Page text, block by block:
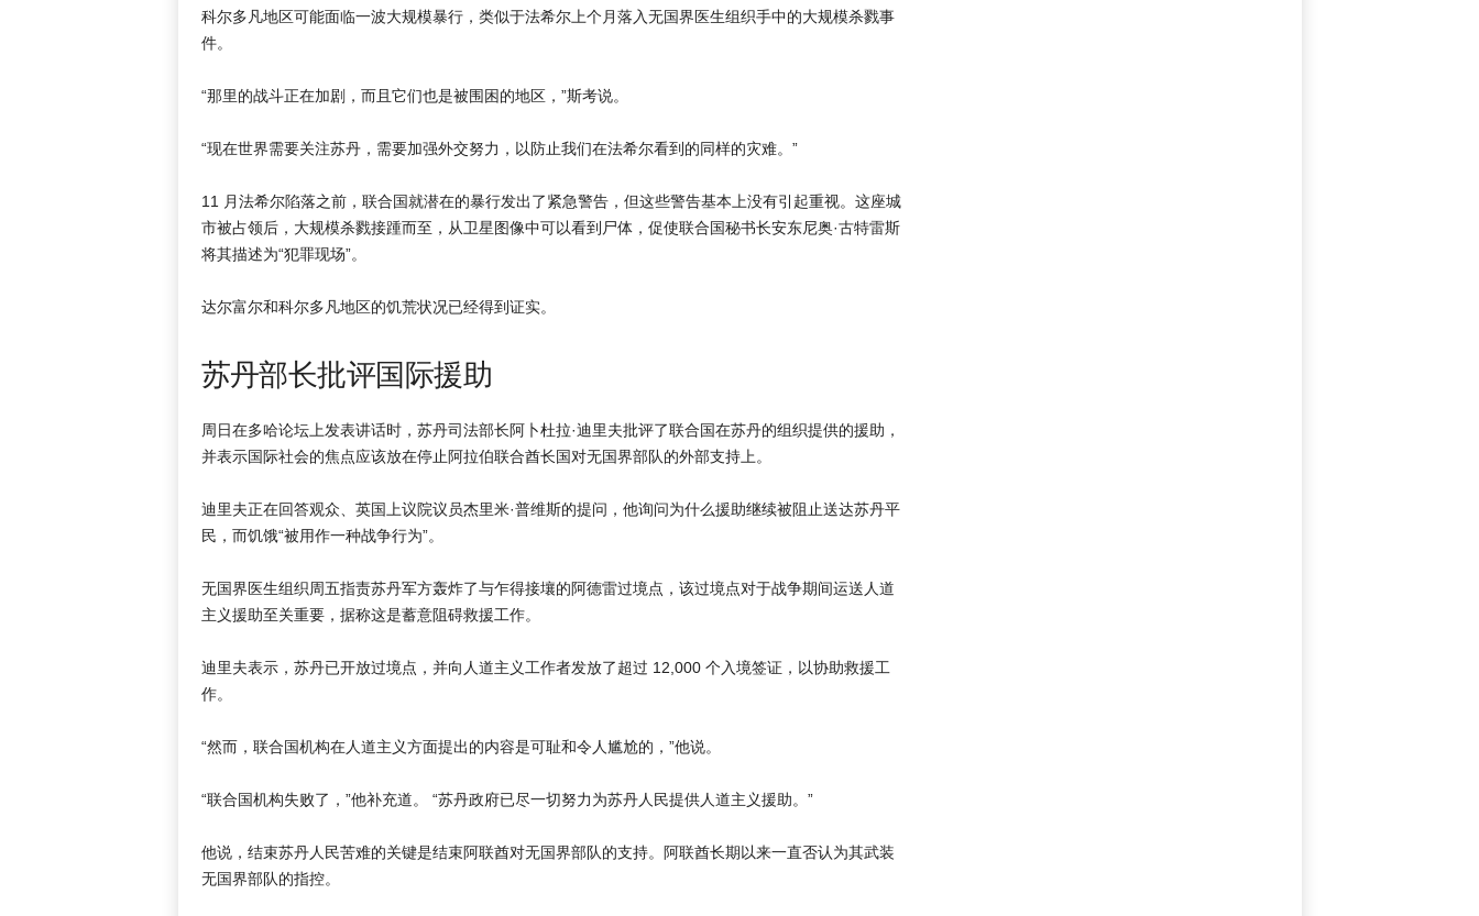
科尔多凡地区可能面临一波大规模暴行，类似于法希尔上个月落入无国界医生组织手中的大规模杀戮事
件。
“那里的战斗正在加剧，而且它们也是被围困的地区，”斯考说。
“现在世界需要关注苏丹，需要加强外交努力，以防止我们在法希尔看到的同样的灾难。”
11 月法希尔陷落之前，联合国就潜在的暴行发出了紧急警告，但这些警告基本上没有引起重视。这座城
市被占领后，大规模杀戮接踵而至，从卫星图像中可以看到尸体，促使联合国秘书长安东尼奥·古特雷斯
将其描述为“犯罪现场”。
达尔富尔和科尔多凡地区的饥荒状况已经得到证实。
苏丹部长批评国际援助
周日在多哈论坛上发表讲话时，苏丹司法部长阿卜杜拉·迪里夫批评了联合国在苏丹的组织提供的援助，
并表示国际社会的焦点应该放在停止阿拉伯联合酋长国对无国界部队的外部支持上。
迪里夫正在回答观众、英国上议院议员杰里米·普维斯的提问，他询问为什么援助继续被阻止送达苏丹平
民，而饥饿“被用作一种战争行为”。
无国界医生组织周五指责苏丹军方轰炸了与乍得接壤的阿德雷过境点，该过境点对于战争期间运送人道
主义援助至关重要，据称这是蓄意阻碍救援工作。
迪里夫表示，苏丹已开放过境点，并向人道主义工作者发放了超过 12,000 个入境签证，以协助救援工
作。
“然而，联合国机构在人道主义方面提出的内容是可耻和令人尴尬的，”他说。
“联合国机构失败了，”他补充道。 “苏丹政府已尽一切努力为苏丹人民提供人道主义援助。”
他说，结束苏丹人民苦难的关键是结束阿联酋对无国界部队的支持。阿联酋长期以来一直否认为其武装
无国界部队的指控。